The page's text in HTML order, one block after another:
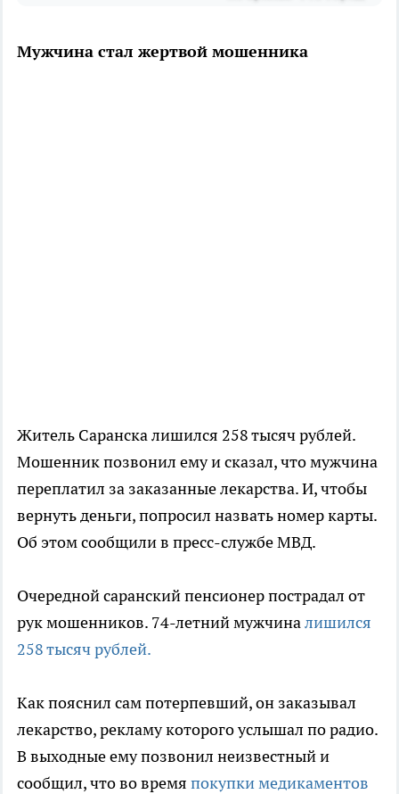
Мужчина стал жертвой мошенника
Житель Саранска лишился 258 тысяч рублей.
Мошенник позвонил ему и сказал, что мужчина
переплатил за заказанные лекарства. И, чтобы
вернуть деньги, попросил назвать номер карты.
Об этом сообщили в пресс-службе МВД.
Очередной саранский пенсионер пострадал от
рук мошенников. 74-летний мужчиналишился
258 тысяч рублей.
Как пояснил сам потерпевший, он заказывал
лекарство, рекламу которого услышал по радио.
В выходные ему позвонил неизвестный и
сообщил, что во время покупки медикаментов